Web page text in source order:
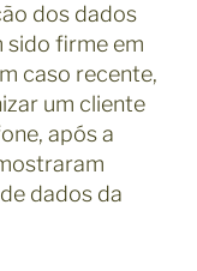
dos dados
sido firme em
caso recente,
um cliente
após a
dados da